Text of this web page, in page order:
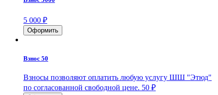
5 000 ₽
Взнос 50
Взносы позволяют оплатить любую услугу ШШ "Этюд"
по согласованной свободной цене. 50 ₽